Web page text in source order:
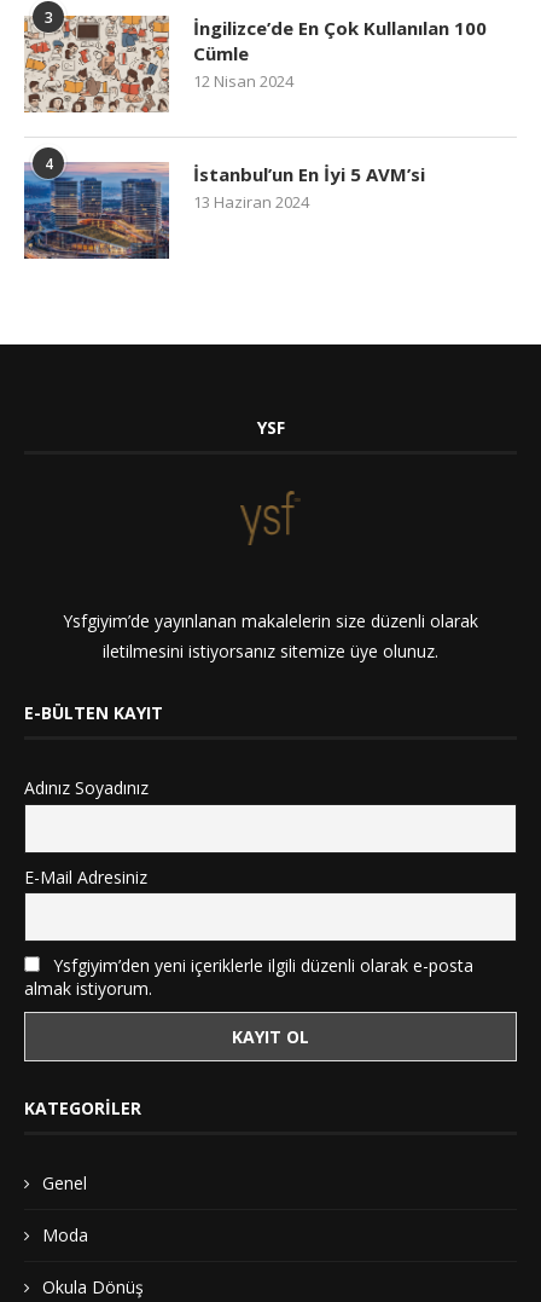
3
İngilizce’de En Çok Kullanılan 100
Cümle
12 Nisan 2024
4 İstanbul’un En İyi 5 AVM’si
13 Haziran 2024
YSF
Ysfgiyim’de yayınlanan makalelerin size düzenli olarak
iletilmesini istiyorsanız sitemize üye olunuz.
E-BÜLTEN KAYIT
Adınız Soyadınız
E-Mail Adresiniz
Ysfgiyim’den yeni içeriklerle ilgili düzenli olarak e-posta
almak istiyorum.
KATEGORILER
Genel
Moda
Okula Dönüş